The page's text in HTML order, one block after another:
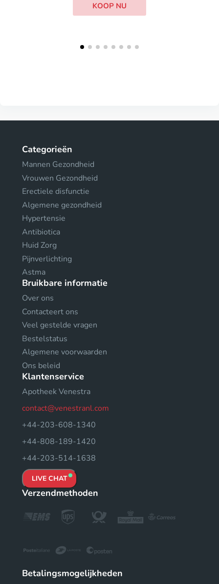
KOOP NU
Categorieën
Mannen Gezondheid
Vrouwen Gezondheid
Erectiele disfunctie
Algemene gezondheid
Hypertensie
Antibiotica
Huid Zorg
Pijnverlichting
Astma
Bruikbare informatie
Over ons
Contacteert ons
Veel gestelde vragen
Bestelstatus
Algemene voorwaarden
Ons beleid
Klantenservice
Apotheek Venestra
contact@venestranl.com
+44-203-608-1340
+44-808-189-1420
+44-203-514-1638
LIVE CHAT
Verzendmethoden
Betalingsmogelijkheden